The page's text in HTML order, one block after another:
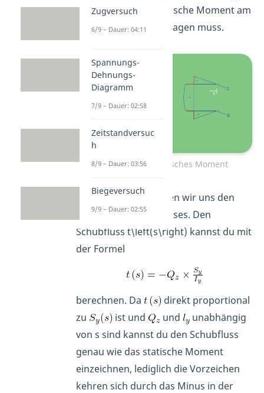
weiter ab bis das statische Moment am
Ende wieder Null betragen muss.
Bestimmung statisches Moment
Als nächstes überlegen wir uns den
Verlauf des Schubflusses. Den
Schubfluss t\left(s\right) kannst du mit
der Formel
berechnen. Da
direkt proportional
zu
ist und und
unabhängig
von s sind kannst du den Schubfluss
genau wie das statische Moment
einzeichnen, lediglich die Vorzeichen
kehren sich durch das Minus in der
Zugversuch
6/9 – Dauer: 04:11
Spannungs-
Dehnungs-
Diagramm
7/9 – Dauer: 02:58
Zeitstandversuc
h
8/9 – Dauer: 03:56
Biegeversuch
9/9 – Dauer: 02:55